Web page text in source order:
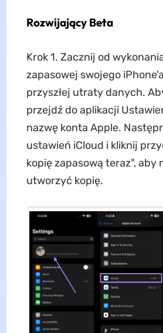
Rozwijający Beta
Krok 1. Zacznij od
zapasowej swojego
przyszłej utraty danych.
przejdź do aplikacji
nazwę konta Apple.
ustawień iCloud i kliknij
kopię zapasową teraz", aby
utworzyć kopię.